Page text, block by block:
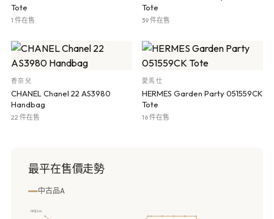
Tote
1 件在售
Tote
39 件在售
香奈兒
CHANEL Chanel 22 AS3980
Handbag
22 件在售
愛馬仕
HERMES Garden Party 051559CK
Tote
16 件在售
最平在售價走勢
中古品A
HK$26k